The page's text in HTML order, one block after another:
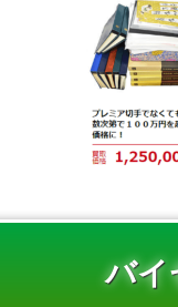
バイ